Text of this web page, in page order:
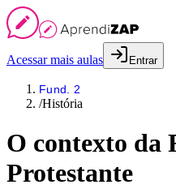
Acessar mais aulas Entrar
Fund. 2
/História
O contexto da
Protestante